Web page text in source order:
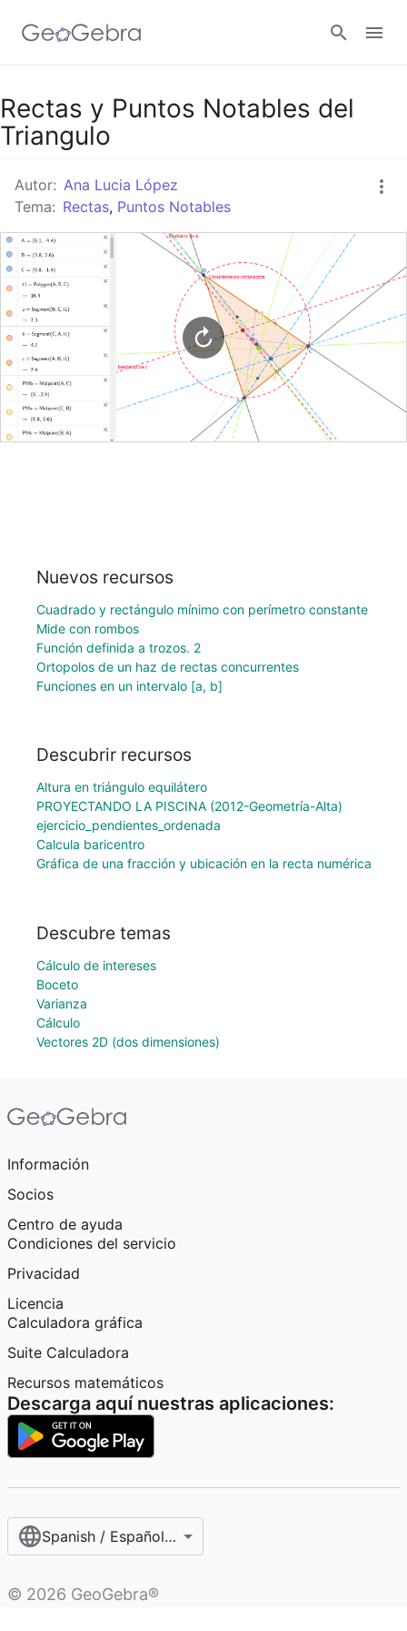
Google Classroom
Abrir sesión
Rectas y Puntos Notables del
Triangulo
Autor: Ana Lucia López
Tema: Rectas, Puntos Notables
Nuevos recursos
Cuadrado y rectángulo mínimo con perímetro constante
Mide con rombos
Función definida a trozos. 2
Ortopolos de un haz de rectas concurrentes
Funciones en un intervalo [a, b]
Descubrir recursos
Altura en triángulo equilátero
PROYECTANDO LA PISCINA (2012-Geometría-Alta)
ejercicio_pendientes_ordenada
Calcula baricentro
Gráfica de una fracción y ubicación en la recta numérica
Descubre temas
Cálculo de intereses
Boceto
Varianza
Cálculo
Vectores 2D (dos dimensiones)
Información
Socios
Centro de ayuda
Condiciones del servicio
Privacidad
Licencia
Calculadora gráfica
Suite Calculadora
Recursos matemáticos
Descarga aquí nuestras aplicaciones:
Spanish / Español (internacional)
© 2026 GeoGebra®